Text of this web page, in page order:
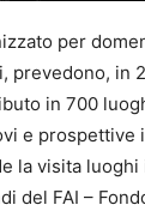
per
prevedono, in
in 700
e prospettive
la visita
del FAI –